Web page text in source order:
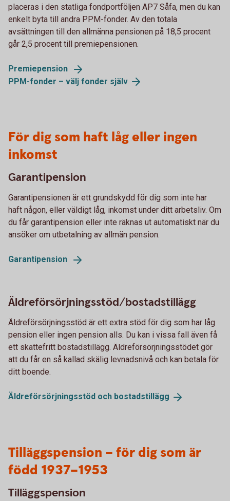
placeras i den statliga fondportföljen AP7 Såfa, men du kan
enkelt byta till andra PPM-fonder. Av den totala
avsättningen till den allmänna pensionen på 18,5 procent
går 2,5 procent till premiepensionen.
Premiepension
PPM-fonder – välj fonder själv
För dig som haft låg eller ingen
inkomst
Garantipension
Garantipensionen är ett grundskydd för dig som inte har
haft någon, eller väldigt låg, inkomst under ditt arbetsliv. Om
du får garantipension eller inte räknas ut automatiskt när du
ansöker om utbetalning av allmän pension.
Garantipension
Äldreförsörjningsstöd/bostadstillägg
Äldreförsörjningsstöd är ett extra stöd för dig som har låg
pension eller ingen pension alls. Du kan i vissa fall även få
ett skattefritt bostadstillägg. Äldreförsörjningsstödet gör
att du får en så kallad skälig levnadsnivå och kan betala för
ditt boende.
Äldreförsörjningsstöd och bostadstillägg
Tilläggspension – för dig som är
född 1937–1953
Tilläggspension